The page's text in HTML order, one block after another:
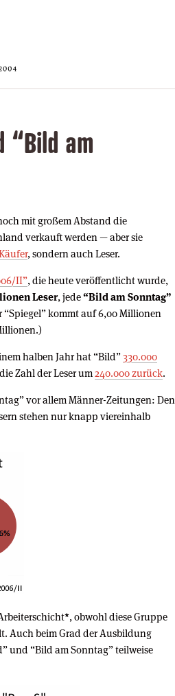
“Bild am
mit großem Abstand die
verkauft werden — aber sie
, sondern auch Leser.
II”, die heute veröffentlicht wurde,
Leser, jede“Bild am Sonntag”
“Spiegel” kommt auf 6,00 Millionen
halben Jahr hat “Bild”330.000
Zahl der Leser um240.000 zurück.
vor allem Männer-Zeitungen: Den
stehen nur knapp viereinhalb
*, obwohl diese Gruppe
Auch beim Grad der Ausbildung
und “Bild am Sonntag” teilweise